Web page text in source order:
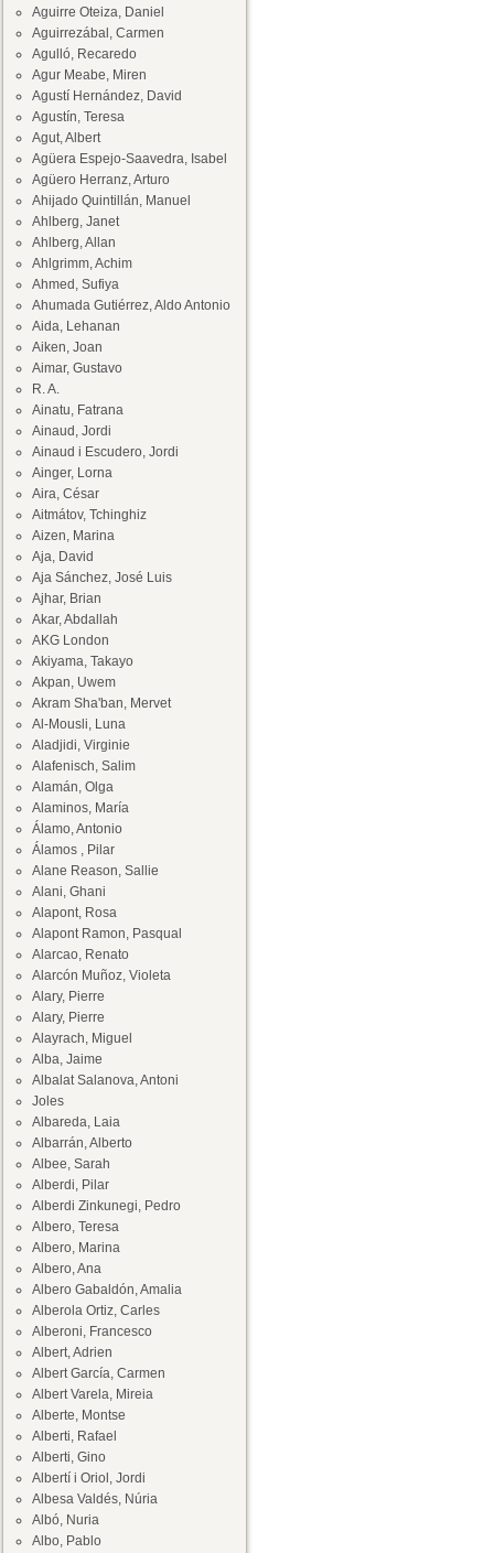
Aguirre Oteiza, Daniel
Aguirrezábal, Carmen
Agulló, Recaredo
Agur Meabe, Miren
Agustí Hernández, David
Agustín, Teresa
Agut, Albert
Agüera Espejo-Saavedra, Isabel
Agüero Herranz, Arturo
Ahijado Quintillán, Manuel
Ahlberg, Janet
Ahlberg, Allan
Ahlgrimm, Achim
Ahmed, Sufiya
Ahumada Gutiérrez, Aldo Antonio
Aida, Lehanan
Aiken, Joan
Aimar, Gustavo
R. A.
Ainatu, Fatrana
Ainaud, Jordi
Ainaud i Escudero, Jordi
Ainger, Lorna
Aira, César
Aitmátov, Tchinghiz
Aizen, Marina
Aja, David
Aja Sánchez, José Luis
Ajhar, Brian
Akar, Abdallah
AKG London
Akiyama, Takayo
Akpan, Uwem
Akram Sha'ban, Mervet
Al-Mousli, Luna
Aladjidi, Virginie
Alafenisch, Salim
Alamán, Olga
Alaminos, María
Álamo, Antonio
Álamos , Pilar
Alane Reason, Sallie
Alani, Ghani
Alapont, Rosa
Alapont Ramon, Pasqual
Alarcao, Renato
Alarcón Muñoz, Violeta
Alary, Pierre
Alary, Pierre
Alayrach, Miguel
Alba, Jaime
Albalat Salanova, Antoni
Joles
Albareda, Laia
Albarrán, Alberto
Albee, Sarah
Alberdi, Pilar
Alberdi Zinkunegi, Pedro
Albero, Teresa
Albero, Marina
Albero, Ana
Albero Gabaldón, Amalia
Alberola Ortiz, Carles
Alberoni, Francesco
Albert, Adrien
Albert García, Carmen
Albert Varela, Mireia
Alberte, Montse
Alberti, Rafael
Alberti, Gino
Albertí i Oriol, Jordi
Albesa Valdés, Núria
Albó, Nuria
Albo, Pablo